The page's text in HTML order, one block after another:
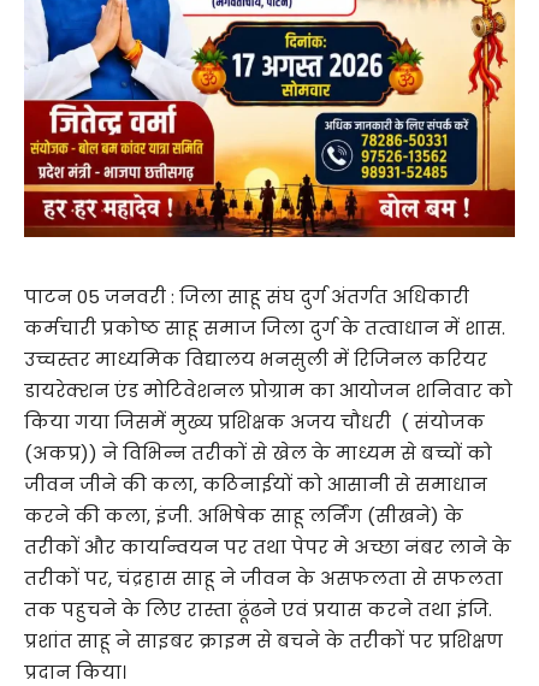
पाटन 05 जनवरी : जिला साहू संघ दुर्ग अंतर्गत अधिकारी
कर्मचारी प्रकोष्ठ साहू समाज जिला दुर्ग के तत्वाधान में शास.
उच्चस्तर माध्यमिक विद्यालय भनसुली में रिजिनल करियर
डायरेक्शन एंड मोटिवेशनल प्रोग्राम का आयोजन शनिवार को
किया गया जिसमें मुख्य प्रशिक्षक अजय चौधरी ( संयोजक
(अकप्र)) ने विभिन्न तरीकों से खेल के माध्यम से बच्चों को
जीवन जीने की कला, कठिनाईयों को आसानी से समाधान
करने की कला, इंजी. अभिषेक साहू लर्निंग (सीखने) के
तरीकों और कार्यान्वयन पर तथा पेपर मे अच्छा नंबर लाने के
तरीकों पर, चंद्रहास साहू ने जीवन के असफलता से सफलता
तक पहुचने के लिए रास्ता ढूंढने एवं प्रयास करने तथा इंजि.
प्रशांत साहू ने साइबर क्राइम से बचने के तरीकों पर प्रशिक्षण
प्रदान किया।